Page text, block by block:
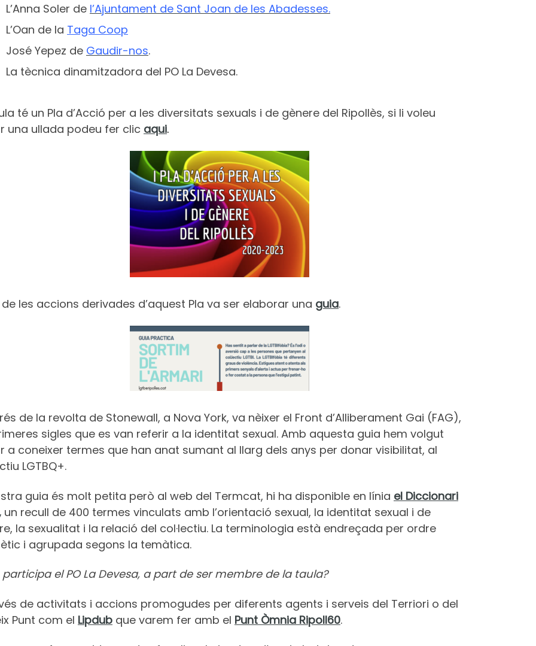
L’Anna Soler de l’Ajuntament de Sant Joan de les Abadesses.
L’Oan de la Taga Coop
José Yepez de Gaudir-nos.
La tècnica dinamitzadora del PO La Devesa.
té un Pla d’Acció per a les diversitats sexuals i de gènere del Ripollès, si li voleu
una ullada podeu fer clic aqui.
de les accions derivades d’aquest Pla va ser elaborar una guia.
de la revolta de Stonewall, a Nova York, va nèixer el Front d’Alliberament Gai (FAG),
sigles que es van referir a la identitat sexual. Amb aquesta guia hem volgut
a coneixer termes que han anat sumant al llarg dels anys per donar visibilitat, al
LGTBQ+.
guia és molt petita però al web del Termcat, hi ha disponible en línia el Diccionari
un recull de 400 termes vinculats amb l’orientació sexual, la identitat sexual i de
la sexualitat i la relació del col·lectiu. La terminologia està endreçada per ordre
i agrupada segons la temàtica.
el PO La Devesa, a part de ser membre de la taula?
de activitats i accions promogudes per diferents agents i serveis del Terriori o del
Punt com el Lipdub que varem fer amb el Punt Òmnia Ripoll60.